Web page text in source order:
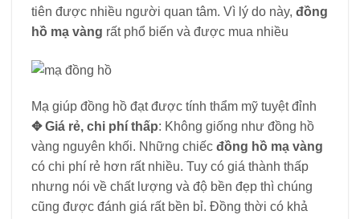
tiên được nhiều người quan tâm. Vì lý do này, đồng
hồ mạ vàng rất phổ biến và được mua nhiều
Mạ giúp đồng hồ đạt được tính thẩm mỹ tuyệt đỉnh
✥ Giá rẻ, chi phí thấp: Không giống như đồng hồ
vàng nguyên khối. Những chiếc đồng hồ mạ vàng
có chi phí rẻ hơn rất nhiều. Tuy có giá thành thấp
nhưng nói về chất lượng và độ bền đẹp thì chúng
cũng được đánh giá rất bền bỉ. Đồng thời có khả